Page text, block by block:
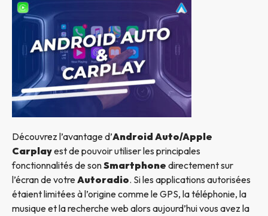
Découvrez l’avantage d’Android Auto/Apple
Carplayest de pouvoir utiliser les principales
fonctionnalités de sonSmartphone directement sur
l’écran de votreAutoradio. Si les applications autorisées
étaient limitées à l’origine comme le GPS, la téléphonie, la
musique et la recherche web alors aujourd’hui vous avez la